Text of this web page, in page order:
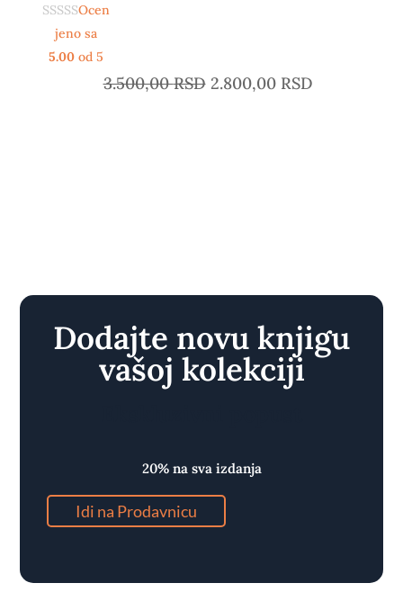
Ocen
jeno sa
5.00od 5
3.500,00RSD 2.800,00 RSD
Dodajte novu knjigu
vašoj kolekciji
20% na sva izdanja
Idi na Prodavnicu